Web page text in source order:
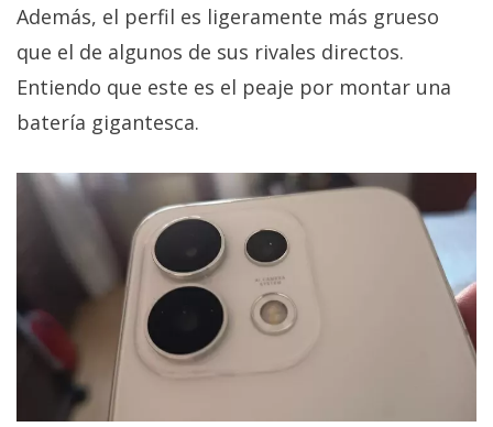
Además, el perfil es ligeramente más grueso
que el de algunos de sus rivales directos.
Entiendo que este es el peaje por montar una
batería gigantesca.